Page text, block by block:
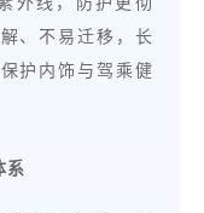
外线，防护更彻
、不易迁移，长
护内饰与驾乘健
系